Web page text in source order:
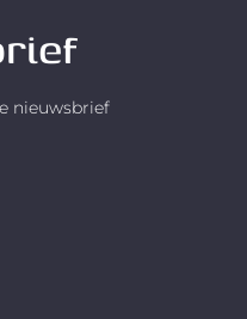
nieuwsbrief